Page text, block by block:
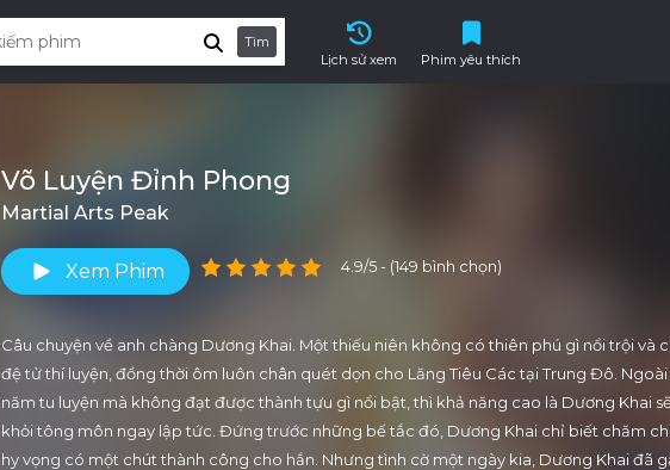
Tìm
Lịch sử xem
Phim yêu thích
Võ Luyện Đỉnh Phong
Martial Arts Peak
Xem Phim 4.9/5 - (149 bình chọn)
Câu chuyện về anh chàng Dương Khai. Một thiếu niên không có thiên phú gì nổi trội và
đệ tử thí luyện, đồng thời ôm luôn chân quét dọn cho Lăng Tiêu Các tại Trung Đô. Ngoài
năm tu luyện mà không đạt được thành tựu gì nổi bật, thì khả năng cao là Dương Khai
khỏi tông môn ngay lập tức. Đứng trước những bế tắc đó, Dương Khai chỉ biết chăm
hy vọng có một chút thành công cho hắn. Nhưng tình cờ một ngày kia, Dương Khai đã